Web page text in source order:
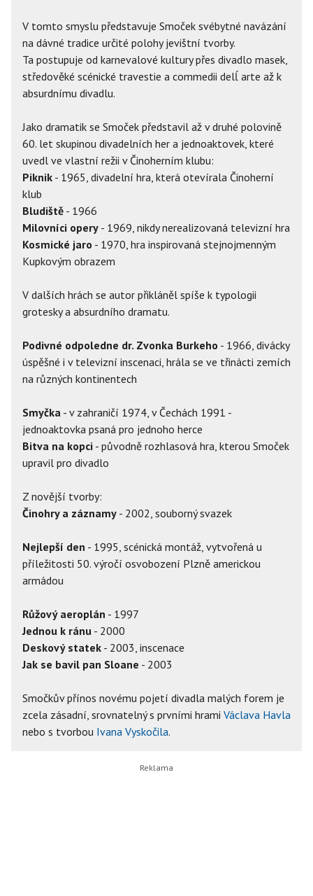
V tomto smyslu představuje Smoček svébytné navázání
na dávné tradice určité polohy jevištní tvorby.
Ta postupuje od karnevalové kultury přes divadlo masek,
středověké scénické travestie a commedii delĺ arte až k
absurdnímu divadlu.
Jako dramatik se Smoček představil až v druhé polovině
60. let skupinou divadelních her a jednoaktovek, které
uvedl ve vlastní režii v Činoherním klubu:
Piknik - 1965, divadelní hra, která otevírala Činoherní
klub
Bludiště - 1966
Milovníci opery - 1969, nikdy nerealizovaná televizní hra
Kosmické jaro - 1970, hra inspirovaná stejnojmenným
Kupkovým obrazem
V dalších hrách se autor přikláněl spíše k typologii
grotesky a absurdního dramatu.
Podivné odpoledne dr. Zvonka Burkeho - 1966, divácky
úspěšné i v televizní inscenaci, hrála se ve třinácti zemích
na různých kontinentech
Smyčka - v zahraničí 1974, v Čechách 1991 -
jednoaktovka psaná pro jednoho herce
Bitva na kopci - původně rozhlasová hra, kterou Smoček
upravil pro divadlo
Z novější tvorby:
Činohry a záznamy - 2002, souborný svazek
Nejlepší den - 1995, scénická montáž, vytvořená u
příležitosti 50. výročí osvobození Plzně americkou
armádou
Růžový aeroplán - 1997
Jednou k ránu - 2000
Deskový statek - 2003, inscenace
Jak se bavil pan Sloane - 2003
Smočkův přínos novému pojetí divadla malých forem je
zcela zásadní, srovnatelný s prvními hrami Václava Havla
nebo s tvorbou Ivana Vyskočila.